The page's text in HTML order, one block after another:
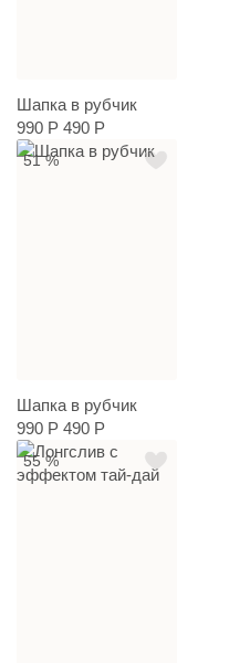
Шапка в рубчик
990 Р 490 Р
51 %
Шапка в рубчик
990 Р 490 Р
55 %